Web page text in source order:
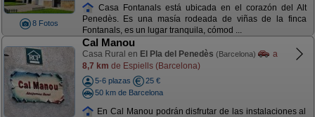
8 Fotos
Casa Fontanals está ubicada en el corazón del Alt
Penedès. Es una masía rodeada de viñas de la finca
Fontanals, es un lugar tranquila, cómod ...
Cal Manou
Casa Rural en El Pla del Penedès (Barcelona)
a
8,7 km de Espiells (Barcelona)
5-6 plazas
25 €
50 km de Barcelona
En Cal Manou podrán disfrutar de las instalaciones al